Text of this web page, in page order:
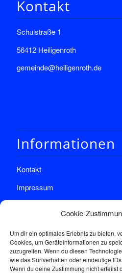
Cookie-
Um dir ein optimales Erlebnis zu bieten,
Cookies, um Geräteinformationen zu
zuzugreifen. Wenn du diesen
wie das Surfverhalten oder eindeutige
Wenn du deine Zustimmung nicht erteilst
Kontakt
Schulstraße 1
56412 Heiligenroth
gemeinde@heiligenroth.de
Informationen
Kontakt
Impressum